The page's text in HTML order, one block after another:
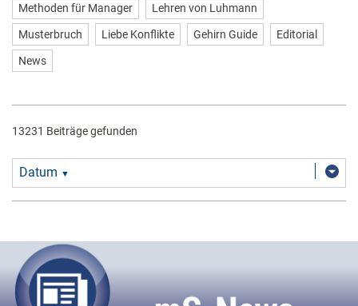
Methoden für Manager Lehren von Luhmann
Musterbruch Liebe Konflikte Gehirn Guide Editorial
News
13231 Beiträge gefunden
Datum ▼